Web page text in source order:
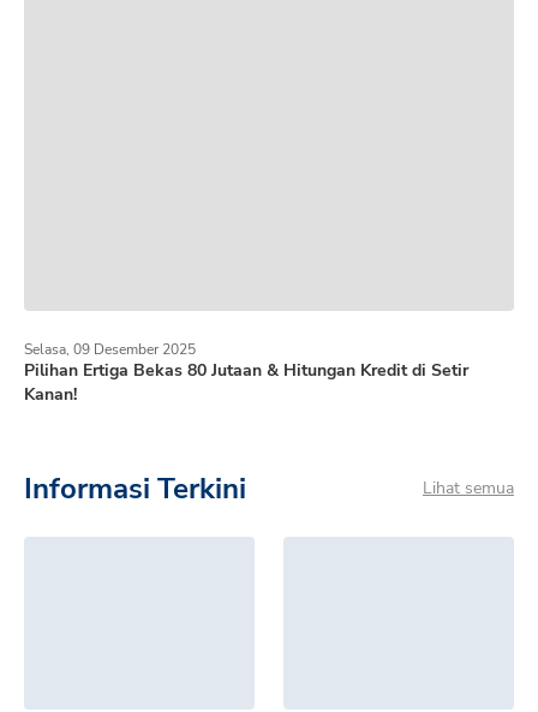
Pilihan Ertiga Bekas 80 Jutaan & Hitungan Kredit di Setir
Kanan!
Selasa, 09 Desember 2025
Informasi Terkini Lihat semua